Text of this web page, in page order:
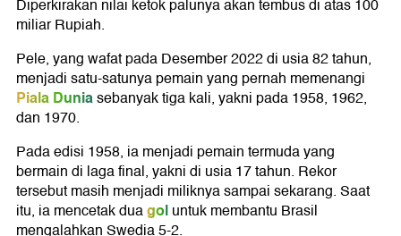
Diperkirakan nilai ketok palunya akan tembus di atas 100
miliar Rupiah.
Pele, yang wafat pada Desember 2022 di usia 82 tahun,
menjadi satu-satunya pemain yang pernah memenangi
Piala Duniasebanyak tiga kali, yakni pada 1958, 1962,
dan 1970.
Pada edisi 1958, ia menjadi pemain termuda yang
bermain di laga final, yakni di usia 17 tahun. Rekor
tersebut masih menjadi miliknya sampai sekarang. Saat
itu, ia mencetak duagoluntuk membantu Brasil
mengalahkan Swedia 5-2.